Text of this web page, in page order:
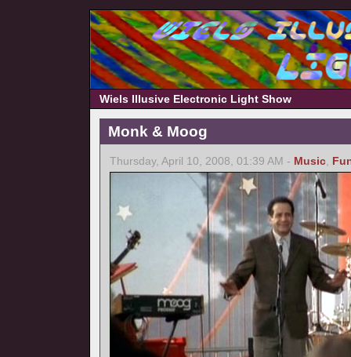
Wiels Illusive Electronic Light Show
Monk & Moog
Thursday, April 10, 2008, 01:39 AM - Music,